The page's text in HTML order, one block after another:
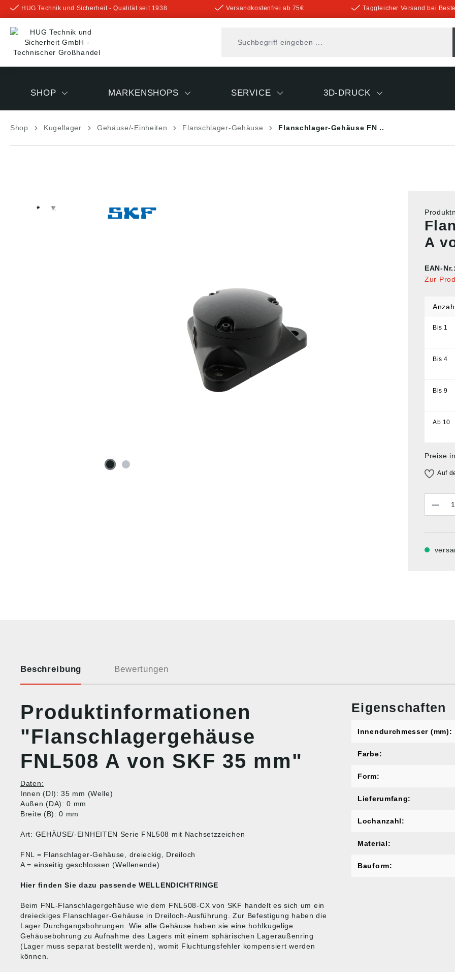
springen
HUG Technik und Sicherheit - Qualität seit 1938 Versandkostenfrei ab 75€ Taggleicher Versand bei
SHOP MARKENSHOPS SERVICE 3D-DRUCK
Shop Kugellager Gehäuse/-Einheiten Flanschlager-Gehäuse Flanschlager-Gehäuse FN ..
A
EAN-
Zur
Bis 1
Bis4
Bis9
Ab 10
Preise
Auf
Beschreibung Bewertungen
Produktinformationen
"Flanschlagergehäuse
FNL508 A von SKF 35 mm"
Daten:
Innen (DI): 35 mm (Welle)
Außen (DA): 0 mm
Breite (B): 0 mm
Art: GEHÄUSE/-EINHEITEN Serie FNL508 mit Nachsetzzeichen
FNL = Flanschlager-Gehäuse, dreieckig, Dreiloch
A = einseitig geschlossen (Wellenende)
Hier finden Sie dazu passende WELLENDICHTRINGE
Beim FNL-Flanschlagergehäuse wie dem FNL508-CX von SKF handelt es sich um ein
dreieckiges Flanschlager-Gehäuse in Dreiloch-Ausführung. Zur Befestigung haben die
Lager Durchgangsbohrungen. Wie alle Gehäuse haben sie eine hohlkugelige
Gehäusebohrung zu Aufnahme des Lagers mit einem sphärischen Lageraußenring
(Lager muss separat bestellt werden), womit Fluchtungsfehler kompensiert werden
können.
Eigenschaften
Innendurchmesser (mm):
Farbe:
Form:
Lieferumfang:
Lochanzahl:
Material:
Bauform: